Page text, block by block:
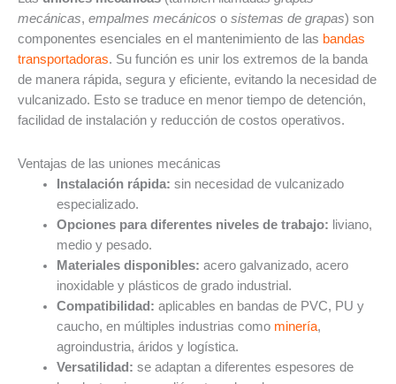
mecánicas, empalmes mecánicos o sistemas de grapas) son
componentes esenciales en el mantenimiento de las bandas
transportadoras. Su función es unir los extremos de la banda
de manera rápida, segura y eficiente, evitando la necesidad de
vulcanizado. Esto se traduce en menor tiempo de detención,
facilidad de instalación y reducción de costos operativos.
Ventajas de las uniones mecánicas
Instalación rápida: sin necesidad de vulcanizado
especializado.
Opciones para diferentes niveles de trabajo: liviano,
medio y pesado.
Materiales disponibles: acero galvanizado, acero
inoxidable y plásticos de grado industrial.
Compatibilidad: aplicables en bandas de PVC, PU y
caucho, en múltiples industrias como minería,
agroindustria, áridos y logística.
Versatilidad: se adaptan a diferentes espesores de